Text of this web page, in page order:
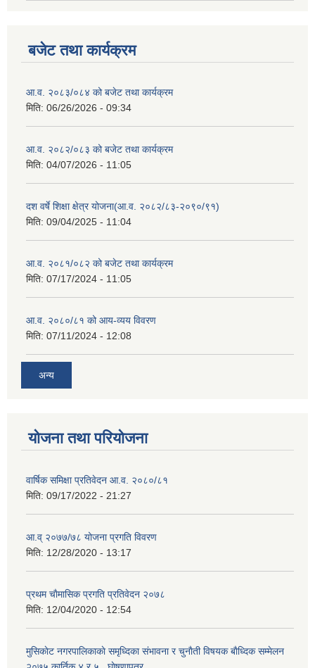
बजेट तथा कार्यक्रम
आ.व. २०८३/०८४ को बजेट तथा कार्यक्रम
मिति: 06/26/2026 - 09:34
आ.व. २०८२/०८३ को बजेट तथा कार्यक्रम
मिति: 04/07/2026 - 11:05
दश वर्षे शिक्षा क्षेत्र योजना(आ.व. २०८२/८३-२०९०/९१)
मिति: 09/04/2025 - 11:04
आ.व. २०८१/०८२ को बजेट तथा कार्यक्रम
मिति: 07/17/2024 - 11:05
आ.व. २०८०/८१ को आय-व्यय विवरण
मिति: 07/11/2024 - 12:08
अन्य
योजना तथा परियोजना
वार्षिक समिक्षा प्रतिवेदन आ.व. २०८०/८१
मिति: 09/17/2022 - 21:27
आ.व् २०७७/७८ योजना प्रगति विवरण
मिति: 12/28/2020 - 13:17
प्रथम चाैमासिक प्रगति प्रतिवेदन २०७८
मिति: 12/04/2020 - 12:54
मुसिकाेट नगरपालिकाकाे समृध्दिका संभावना र चुनाैती विषयक बाैध्दिक सम्मेलन